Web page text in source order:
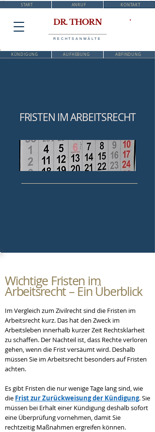
START ANRUF KONTAKT
DR. THORN
RECHTSANWÄLTE
KÜNDIGUNG AUFHEBUNG ABFINDUNG
FRISTEN IM ARBEITSRECHT
Wichtige Fristen im
Arbeitsrecht – Ein Überblick
​Im Vergleich zum Zivilrecht sind die Fristen im
Arbeitsrecht kurz. Das hat den Zweck im
Arbeitsleben innerhalb kurzer Zeit Rechtsklarheit
zu schaffen. Der Nachteil ist, dass Rechte verloren
gehen, wenn die Frist versäumt wird. Deshalb
müssen Sie im Arbeitsrecht besonders auf Fristen
achten.
Es gibt Fristen die nur wenige Tage lang sind, wie
die Frist zur Zurückweisung der Kündigung. Sie
müssen bei Erhalt einer Kündigung deshalb sofort
eine Überprüfung vornehmen, damit Sie
rechtzeitig Maßnahmen ergreifen können.